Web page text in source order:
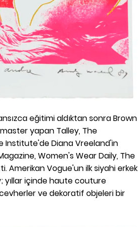
eğitimi aldıktan sonra Brown
yapan Talley, The
Institute'de Diana Vreeland'in
Women's Wear Daily, The
Amerikan Vogue'un ilk siyahi erkek
yıllar içinde haute couture
ve dekoratif objeleri bir